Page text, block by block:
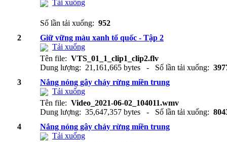
Tải xuống
Số lần tải xuống: 952
2
Giữ vững màu xanh tổ quốc - Tập 2
Tải xuống
Tên file: VTS_01_1_clip1_clip2.flv
Dung lượng: 21,161,665 bytes - Số lần tải xuống:
3
Nắng nóng gây cháy rừng miền trung
Tải xuống
Tên file: Video_2021-06-02_104011.wmv
Dung lượng: 35,647,357 bytes - Số lần tải xuống:
4
Nắng nóng gây cháy rừng miền trung
Tải xuống